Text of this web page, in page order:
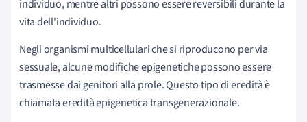
individuo, mentre altri possono essere reversibili durante la
vita dell'individuo.
Negli organismi multicellulari che si riproducono per via
sessuale, alcune modifiche epigenetiche possono essere
trasmesse dai genitori alla prole. Questo tipo di eredità è
chiamata eredità epigenetica transgenerazionale.